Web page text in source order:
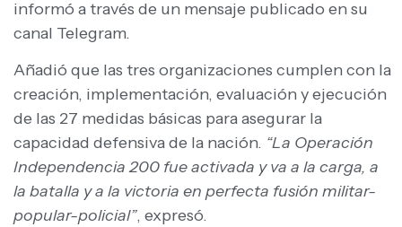
informó a través de un mensaje publicado en su
canal Telegram.
Añadió que las tres organizaciones cumplen con la
creación, implementación, evaluación y ejecución
de las 27 medidas básicas para asegurar la
capacidad defensiva de la nación. “La Operación
Independencia 200 fue activada y va a la carga, a
la batalla y a la victoria en perfecta fusión militar-
popular-policial”, expresó.